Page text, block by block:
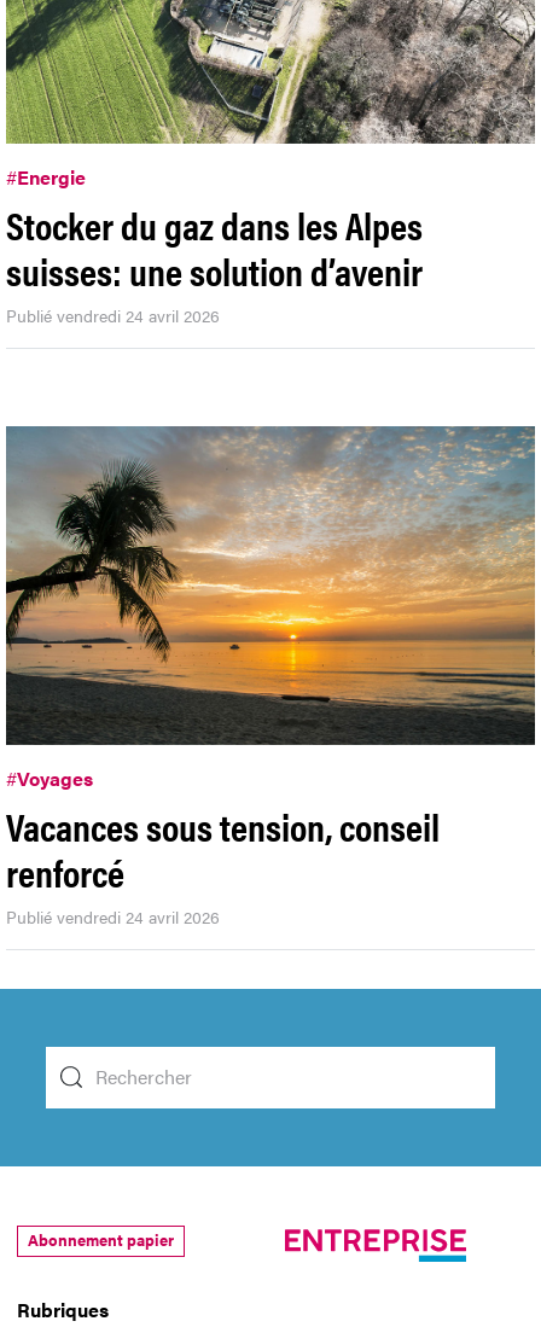
#Energie
Stocker du gaz dans les Alpes
suisses: une solution d’avenir
Publié vendredi 24 avril 2026
#Voyages
Vacances sous tension, conseil
renforcé
Publié vendredi 24 avril 2026
Rubriques
Abonnement papier